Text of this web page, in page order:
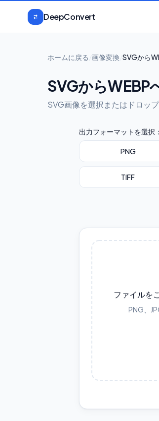
DeepConvert
ホームに戻る 画像変換 SVGから
SVGからWEBP
SVG画像を選択またはドロッ
出力フォーマットを選択：
PNG
TIFF
ファイルを
PNG、